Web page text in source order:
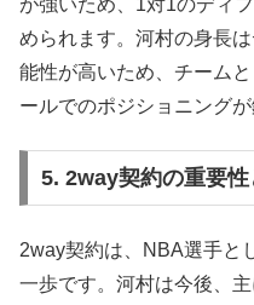
められます。河村の身長
能性が高いため、チーム
ールでのポジショニングが
5. 2way契約の重要
2way契約は、NBA選手と
一歩です。河村は今後、